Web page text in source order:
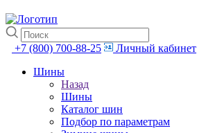
+7 (800) 700-88-25
Личный кабинет
Шины
Назад
Шины
Каталог шин
Подбор по параметрам